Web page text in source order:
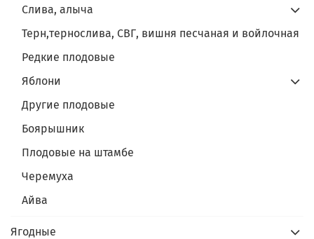
Слива, алыча
Терн,тернослива, СВГ, вишня песчаная и войлочная
Редкие плодовые
Яблони
Другие плодовые
Боярышник
Плодовые на штамбе
Черемуха
Айва
Ягодные